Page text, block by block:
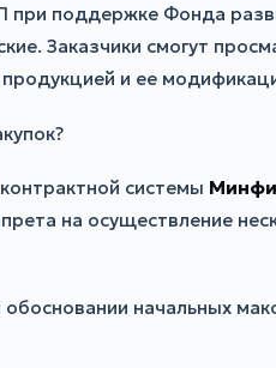
поддержке Фонда
Заказчики смогут
и ее
системы
на осуществление
начальных